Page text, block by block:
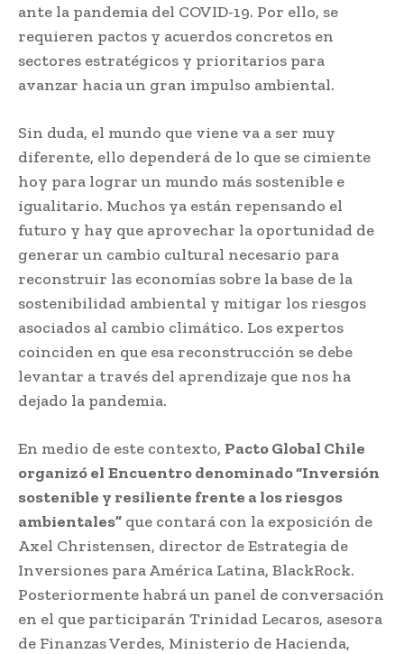
ante la pandemia del COVID-19. Por ello, se
requieren pactos y acuerdos concretos en
sectores estratégicos y prioritarios para
avanzar hacia un gran impulso ambiental.
Sin duda, el mundo que viene va a ser muy
diferente, ello dependerá de lo que se cimiente
hoy para lograr un mundo más sostenible e
igualitario. Muchos ya están repensando el
futuro y hay que aprovechar la oportunidad de
generar un cambio cultural necesario para
reconstruir las economías sobre la base de la
sostenibilidad ambiental y mitigar los riesgos
asociados al cambio climático. Los expertos
coinciden en que esa reconstrucción se debe
levantar a través del aprendizaje que nos ha
dejado la pandemia.
En medio de este contexto, Pacto Global Chile
organizó el Encuentro denominado “Inversión
sostenible y resiliente frente a los riesgos
ambientales” que contará con la exposición de
Axel Christensen, director de Estrategia de
Inversiones para América Latina, BlackRock.
Posteriormente habrá un panel de conversación
en el que participarán Trinidad Lecaros, asesora
de Finanzas Verdes, Ministerio de Hacienda,